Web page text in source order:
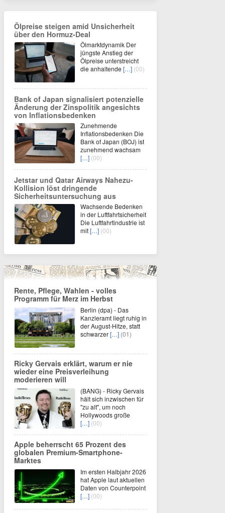
Ölpreise steigen amid Unsicherheit
über den Hormuz-Deal
Ölmarktdynamik Der
jüngste Anstieg der
Ölpreise unterstreicht
die anhaltende […] (00)
Bank of Japan signalisiert potenzielle
Änderung der Zinspolitik angesichts
von Inflationsbedenken
Zunehmende
Inflationsbedenken Die
Bank of Japan (BOJ) ist
zunehmend wachsam
[…] (00)
Jetstar und Qatar Airways Nahezu-
Kollision löst dringende
Sicherheitsuntersuchung aus
Wachsende Bedenken
in der Luftfahrtsicherheit
Die Luftfahrtindustrie ist
mit[…] (00)
Rente, Pflege, Wahlen - volles
Programm für Merz im Herbst
Berlin (dpa) - Das
Kanzleramt liegt ruhig in
der August-Hitze, statt
schwarzer[…] (01)
Ricky Gervais erklärt, warum er nie
wieder eine Preisverleihung
moderieren will
(BANG) - Ricky Gervais
hält sich inzwischen für
"zu alt", um noch
Hollywoods große
[…] (00)
Apple beherrscht 65 Prozent des
globalen Premium-Smartphone-
Marktes
Im ersten Halbjahr 2026
hat Apple laut aktuellen
Daten von Counterpoint
[…] (00)